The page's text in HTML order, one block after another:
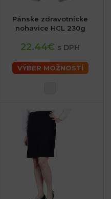
Pánske zdravotnícke
nohavice HCL 230g
22.44€ s DPH
VÝBER MOŽNOSTÍ